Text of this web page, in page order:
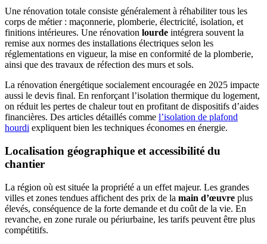
Une rénovation totale consiste généralement à réhabiliter tous les
corps de métier : maçonnerie, plomberie, électricité, isolation, et
finitions intérieures. Une rénovation lourde intégrera souvent la
remise aux normes des installations électriques selon les
réglementations en vigueur, la mise en conformité de la plomberie,
ainsi que des travaux de réfection des murs et sols.
La rénovation énergétique socialement encouragée en 2025 impacte
aussi le devis final. En renforçant l’isolation thermique du logement,
on réduit les pertes de chaleur tout en profitant de dispositifs d’aides
financières. Des articles détaillés comme l’isolation de plafond
hourdi expliquent bien les techniques économes en énergie.
Localisation géographique et accessibilité du
chantier
La région où est située la propriété a un effet majeur. Les grandes
villes et zones tendues affichent des prix de la main d’œuvre plus
élevés, conséquence de la forte demande et du coût de la vie. En
revanche, en zone rurale ou périurbaine, les tarifs peuvent être plus
compétitifs.